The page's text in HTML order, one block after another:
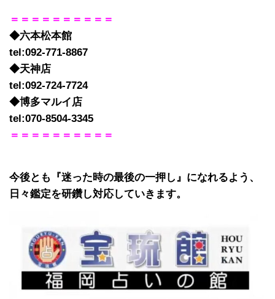
＝＝＝＝＝＝＝＝＝＝
◆六本松本館
tel:092-771-8867
◆天神店
tel:092-724-7724
◆博多マルイ店
tel:070-8504-3345
＝＝＝＝＝＝＝＝＝＝
今後とも『迷った時の最後の一押し』になれるよう、
日々鑑定を研鑽し対応していきます。